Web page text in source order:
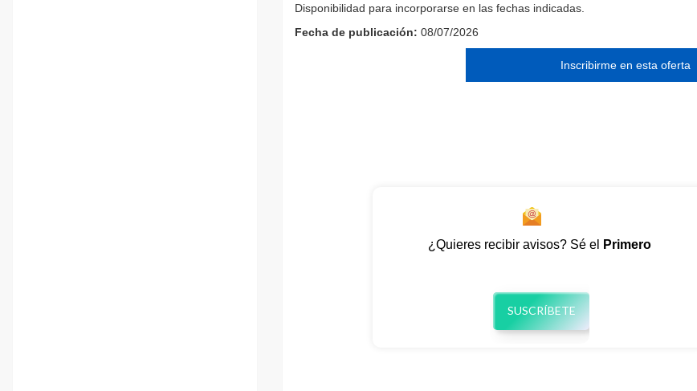
Disponibilidad para incorporarse en las fechas indicadas.
Fecha de publicación: 08/07/2026
Inscribirme en esta oferta
¿Quieres recibir avisos? Sé el Primero
SUSCRÍBETE